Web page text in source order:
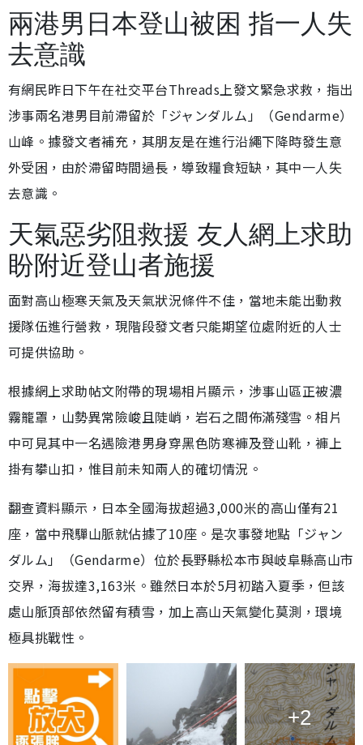
效
:
1
3
兩港男日本登山被困 指一人失
去意識
有網民昨日下午在社交平台Threads上發文緊急求救，指出
涉事兩名港男目前滯留於「ジャンダルム」（Gendarme）
山峰。據發文者補充，其朋友是在進行沿繩下降時發生意
外受困，由於滯留時間過長，導致糧食短缺，其中一人失
去意識。
天氣惡劣阻救援 友人網上求助
盼附近登山者施援
面對高山極寒天氣及天氣狀況條件不佳，當地未能出動救
援隊伍進行營救，現階段發文者只能期望位處附近的人士
可提供協助。
根據網上求助帖文附帶的現場相片顯示，涉事山區正被濃
霧籠罩，山勢異常險峻且陡峭，岩石之間佈滿殘雪。相片
中可見其中一名遇險港男身穿黑色防寒褲及登山靴，褲上
掛有攀山扣，惟目前未知兩人的確切情況。
翻查資料顯示，日本全國海拔超過3,000米的高山僅有21
座，當中飛驒山脈就佔據了10座。是次事發地點「ジャン
ダルム」（Gendarme）位於長野縣松本市與岐阜縣高山市
交界，海拔達3,163米。雖然日本於5月初踏入夏季，但該
處山脈頂部依然留有積雪，加上高山天氣變化莫測，環境
極具挑戰性。
+2